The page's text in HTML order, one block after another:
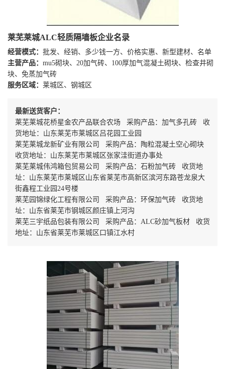
莱芜莱城ALC轻质隔墙板企业名录
经营模式： 批发、经销、多少钱一方、价格实惠、新型建材、名单
主营产品： mu5砌块、20加气砖、100厚加气混凝土砌块、检查井砌
块、免蒸加气砖
服务区域： 莱城区、钢城区
最新送货客户：
莱芜莱城花桥星金农产品联合农场 采购产品：加气多孔砖 收
货地址：山东莱芜市莱城区吕花园工业园
莱芜莱城龙新矿业有限公司 采购产品：陶粒混凝土空心砌块
收货地址：山东莱芜市莱城区张家洼街道办事处
莱芜莱城伟鸿箱包贸易公司 采购产品：石粉加气砖 收货地
址：山东莱芜市莱城区山东省莱芜市高新区滨河东路苍龙泉大
街鑫程工业园24号楼
莱芜园锦绿化工程有限公司 采购产品：环保加气砖 收货地
址：山东省莱芜市钢城区颜庄镇上河沟
莱芜三宇纸品包装有限公司 采购产品：ALC砂加气板材 收货
地址：山东省莱芜市莱城区口镇江水村